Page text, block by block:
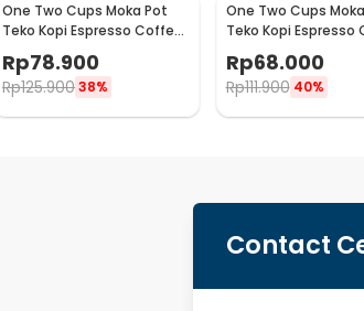
One Two Cups Moka Pot
Teko Kopi Espresso Coffee
Maker Stovetop 6 Cup
300ml - Z21
Rp78.900
Rp125.90038%
One Two Cups
Teko Kopi Espresso
Maker Stovetop 4
200ml - Z21
Rp68.000
Rp111.900 40%
Contact